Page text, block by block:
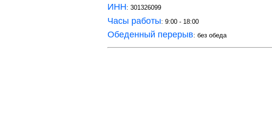
ИНН: 301326099
Часы работы: 9:00 - 18:00
Обеденный перерыв: без обеда